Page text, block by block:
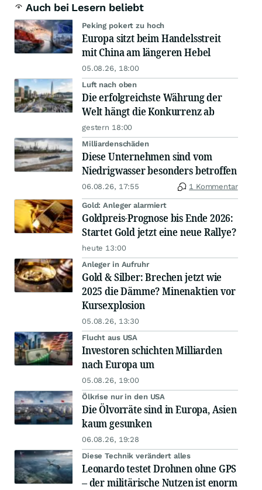
Auch bei Lesern beliebt
Peking pokert zu hoch
Europa sitzt beim Handelsstreit
mit China am längeren Hebel
05.08.26, 18:00
Luft nach oben
Die erfolgreichste Währung der
Welt hängt die Konkurrenz ab
gestern 18:00
Milliardenschäden
Diese Unternehmen sind vom
Niedrigwasser besonders betroffen
06.08.26, 17:55 1 Kommentar
Gold: Anleger alarmiert
Goldpreis-Prognose bis Ende 2026:
Startet Gold jetzt eine neue Rallye?
heute 13:00
Anleger in Aufruhr
Gold & Silber: Brechen jetzt wie
2025 die Dämme? Minenaktien vor
Kursexplosion
05.08.26, 13:30
Flucht aus USA
Investoren schichten Milliarden
nach Europa um
05.08.26, 19:00
Ölkrise nur in den USA
Die Ölvorräte sind in Europa, Asien
kaum gesunken
06.08.26, 19:28
Diese Technik verändert alles
Leonardo testet Drohnen ohne GPS
– der militärische Nutzen ist enorm